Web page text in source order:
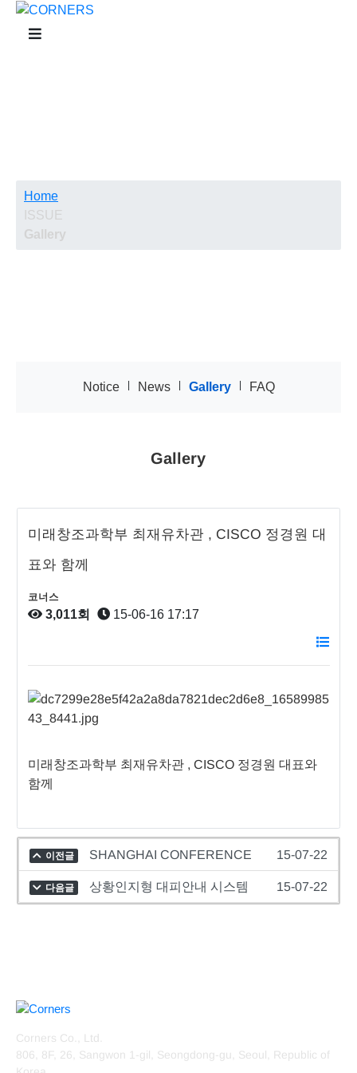
Home
ISSUE
Gallery
Notice News Gallery FAQ
Gallery
미래창조과학부 최재유차관 , CISCO 정경원 대
표와 함께
코너스
3,011회 15-06-16 17:17
미래창조과학부 최재유차관 , CISCO 정경원 대표와
함께
이전글 SHANGHAI CONFERENCE 15-07-22
다음글 상황인지형 대피안내 시스템 15-07-22
Corners Co., Ltd.
806, 8F, 26, Sangwon 1-gil, Seongdong-gu, Seoul, Republic of